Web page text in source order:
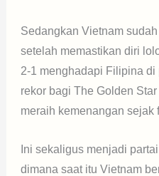
Sedangkan Vietnam
setelah memastikan diri
2-1 menghadapi Filipina
rekor bagi The Golden
meraih kemenangan sejak
Ini sekaligus menjadi
dimana saat itu Vietnam